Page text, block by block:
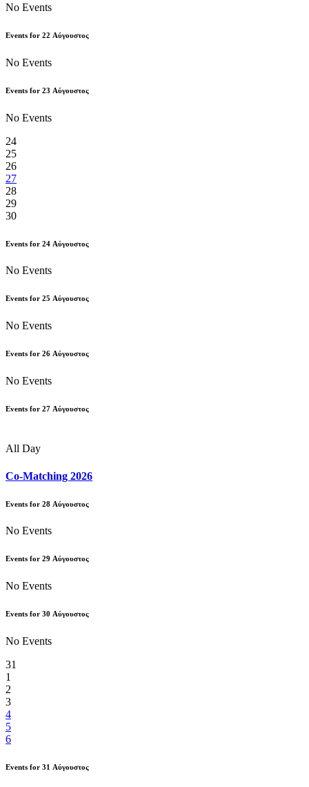
No Events
Events for 22 Αύγουστος
No Events
Events for 23 Αύγουστος
No Events
24
25
26
27
28
29
30
Events for 24 Αύγουστος
No Events
Events for 25 Αύγουστος
No Events
Events for 26 Αύγουστος
No Events
Events for 27 Αύγουστος
All Day
Co-Matching 2026
Events for 28 Αύγουστος
No Events
Events for 29 Αύγουστος
No Events
Events for 30 Αύγουστος
No Events
31
1
2
3
4
5
6
Events for 31 Αύγουστος